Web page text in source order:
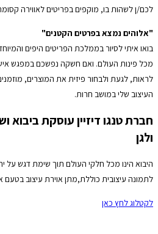
לכם/ן לשהות בו, מוקפים בפריטים לאווירה
"אלוהים נמצא בפרטים הקטנים"
בואו איתי לסיור בממלכת הפריטים היפים
מכל פינות העולם. ואם חשקה נפשכם במפגש
לראות, לגעת ולבחור פיזית את המוצרים,
העיצוב שלי במושב חרות.
חברת טנגו דיזיין עוסקת ביבוא
ולגן
היבוא הינו מכל חלקי העולם תוך שימת דגש על
לתמונה עיצובית כוללת,מתן אוירת עיצוב בטעם
לקטלוג לחץ כאן